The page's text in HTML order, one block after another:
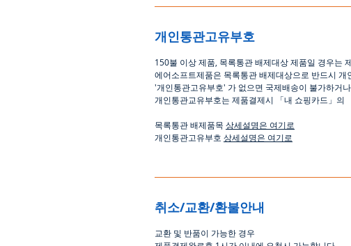
개인통관고유부호
150불 이상 제품 목록통관 배제대상 제품일 경우는
에어소프트제품은 목록통관 배제대상으로 반드시
'개인통관고유부호' 가 없으면 국제배송이 불가하거
개인통관교유부호는 제품결제시
「내 쇼핑카드 」 의
목록통관 배제품목 상세설명은 여기로
개인통관고유부호 상세설명은 여기로
취소/교환/환불안내
교환 및 반품이 가능한 경우